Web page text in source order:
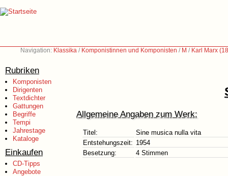
Navigation: Klassika / Komponistinnen und Komponisten / M / Karl Marx
Rubriken
Komponisten
Dirigenten
Textdichter
Gattungen
Begriffe
Tempi
Jahrestage
Kataloge
Einkaufen
CD-Tipps
Angebote
Allgemeine Angaben zum Werk:
Titel:
Sine musica nulla vita
Entstehungszeit: 1954
Besetzung:
4 Stimmen